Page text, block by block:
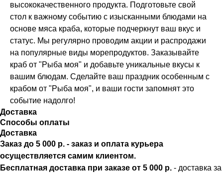
высококачественного продукта. Подготовьте свой
стол к важному событию с изысканными блюдами на
основе мяса краба, которые подчеркнут ваш вкус и
статус. Мы регулярно проводим акции и распродажи
на популярные виды морепродуктов. Заказывайте
краб от "Рыба моя" и добавьте уникальные вкусы к
вашим блюдам. Сделайте ваш праздник особенным с
крабом от "Рыба моя", и ваши гости запомнят это
событие надолго!
Доставка
Способы оплаты
Доставка
Заказ до 5 000 р. - заказ и оплата курьера
осуществляется самим клиентом.
Бесплатная доставка при заказе от 5 000 р. - доставка за